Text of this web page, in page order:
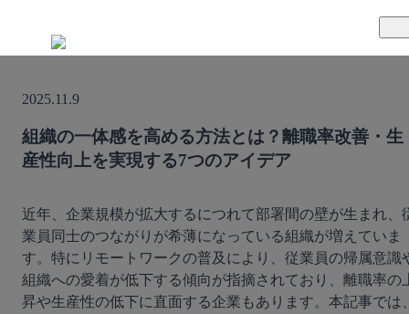
TUNAGの特徴
サポート体制
セキュリティ体制
料金案内
導入事例
活用方法
運営会社
セミナー
2025.11.9
組織の一体感を高める方法とは？離職率改善・生
産性向上を実現する7つのアイデア
近年、企業規模が拡大するにつれて部署間の壁が生まれ、
業員同士のつながりが希薄になっている組織が増えていま
す。特にリモートワークの普及により、従業員の帰属意識
組織への愛着が低下する傾向が指摘されており、離職率の
昇や生産性の低下に直面する企業もあります。本記事では